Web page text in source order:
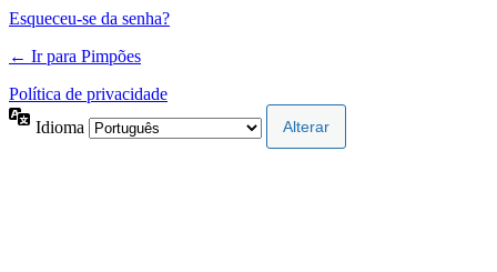
Esqueceu-se da senha?
← Ir para Pimpões
Política de privacidade
Idioma